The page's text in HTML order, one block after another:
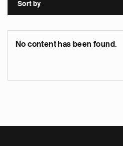
Sort by
No content has been found.